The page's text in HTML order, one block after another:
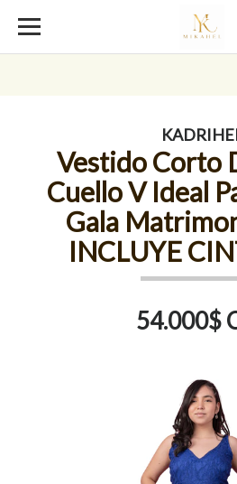
Vestido Corto
Cuello V Ideal
Gala
INCLUYE
54.000$